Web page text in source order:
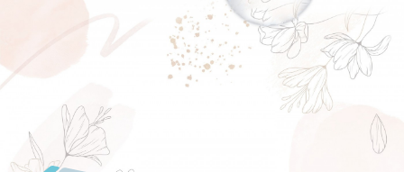
Перейти
к
содержанию